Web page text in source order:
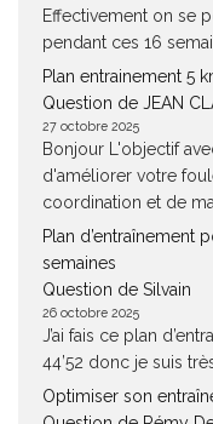
Effectivement on se
pendant ces 16
Plan entrainement 5
Question de JEAN
27 octobre 2025
Bonjour L'objectif
d'améliorer votre
coordination et de
Plan d’entraînement
semaines
Question de Silvain
26 octobre 2025
J’ai fais ce plan
44’52 donc je suis
Optimiser son